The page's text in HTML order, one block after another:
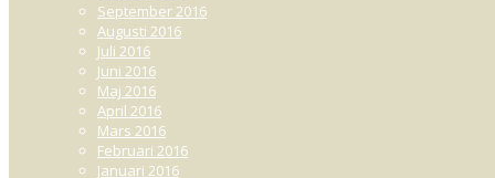
September 2016
Augusti 2016
Juli 2016
Juni 2016
Maj 2016
April 2016
Mars 2016
Februari 2016
Januari 2016